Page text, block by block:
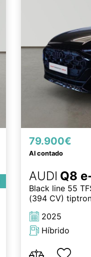
79.900€
Al contado
AUDI Q8
Black line 55
(394 CV)
2025
Híbrido